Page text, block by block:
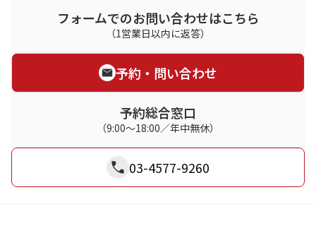
フォームでのお問い合わせはこちら
（1営業日以内に返答）
予約・問い合わせ
予約総合窓口
（9:00～18:00／年中無休）
03-4577-9260